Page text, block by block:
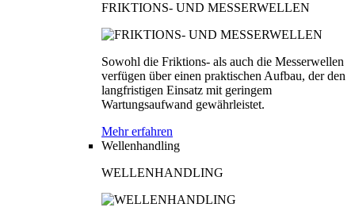
FRIKTIONS- UND MESSERWELLEN
Sowohl die Friktions- als auch die Messerwellen
verfügen über einen praktischen Aufbau, der den
langfristigen Einsatz mit geringem
Wartungsaufwand gewährleistet.
Mehr erfahren
Wellenhandling
WELLENHANDLING